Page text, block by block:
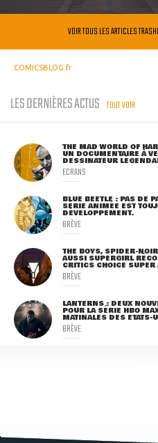
VOIR TOUS LES ARTICLES
COMICSBLOG.fr
LES DERNIÈRES ACTUS TOUT VOIR
THE MAD WORLD OF
UN DOCUMENTAIRE À
DESSINATEUR
ECRANS
BLUE BEETLE : PAS DE
SÉRIE ANIMÉE EST
DÉVELOPPEMENT.
BRÈVE
THE BOYS, SPIDER-
AUSSI SUPERGIRL
CRITICS CHOICE
BRÈVE
LANTERNS : DEUX
POUR LA SÉRIE HBO
MATINALES DES ETATS-
BRÈVE